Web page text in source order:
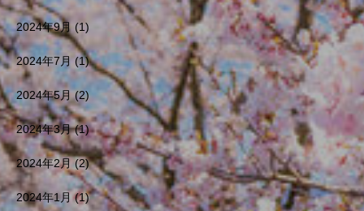
2024年9月 (1)
2024年7月(1)
2024年5月(2)
2024年3月(1)
2024年2月 (2)
2024年1月 (1)